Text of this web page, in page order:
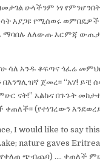
ሁላችንም ነፃ
እያጋዩ የሚሰወሩ
ማባበሉ ለለውጡ እርምጃ
ሳለ አንዱ ቆፍጣና ጎፈሬ
ጀመረ፡፡ “አሃ!
ናት!” አልኩና በጉጉት
(የተነገረውን
I would like to say
nature gaves
ጭብጨባ) …. ቀጠለች